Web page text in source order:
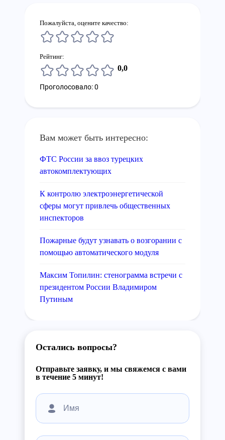
Пожалуйста, оцените качество:
Рейтинг:
0,0
Проголосовало: 0
Вам может быть интересно:
ФТС России за ввоз турецких
автокомплектующих
К контролю электроэнергетической
сферы могут привлечь общественных
инспекторов
Пожарные будут узнавать о возгорании с
помощью автоматического модуля
Максим Топилин: стенограмма встречи с
президентом России Владимиром
Путиным
Остались вопросы?
Отправьте заявку, и мы свяжемся с вами
в течение 5 минут!